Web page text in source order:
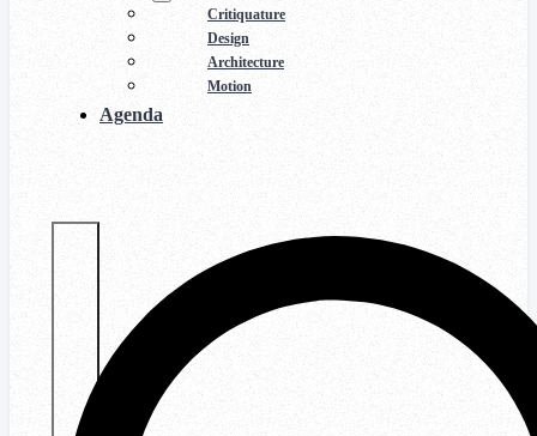
Critiquature
Design
Architecture
Motion
Agenda